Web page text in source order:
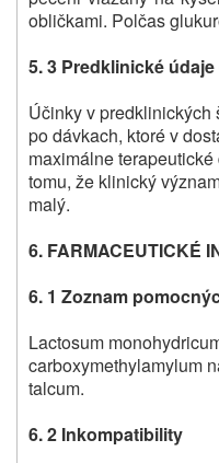
obličkami. Polčas
5. 3 Predklinické
Účinky v
po dávkach, ktoré v
maximálne
tomu, že klinický
malý.
6. FARMACEUTICKÉ
6. 1 Zoznam
Lactosum
carboxymethylamylum
talcum.
6. 2 Inkompatibility